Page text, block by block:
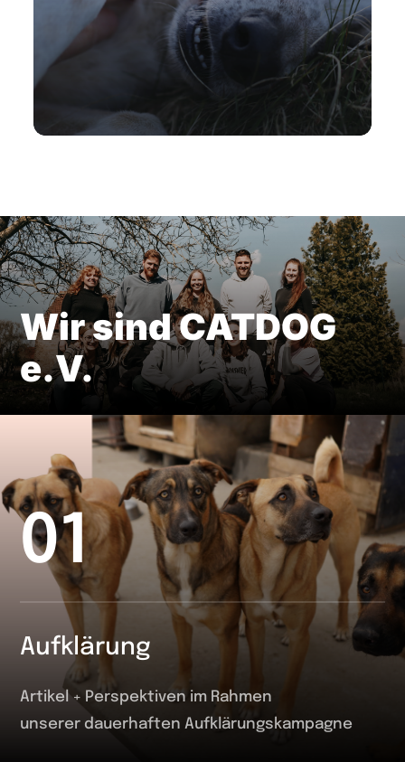
Wir sind CATDOG
e.V.
01
Aufklärung
Artikel + Perspektiven im Rahmen
unserer dauerhaften Aufklärungskampagne